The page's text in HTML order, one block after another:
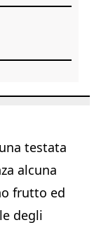
testata
alcuna
frutto ed
degli